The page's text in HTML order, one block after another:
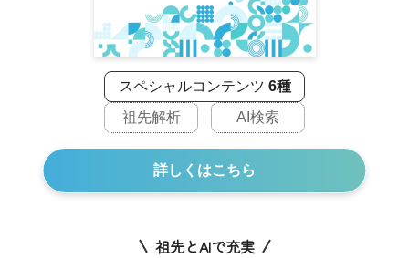
スペシャルコンテンツ 6種
祖先解析
AI検索
詳しくはこちら
祖先とAIで充実